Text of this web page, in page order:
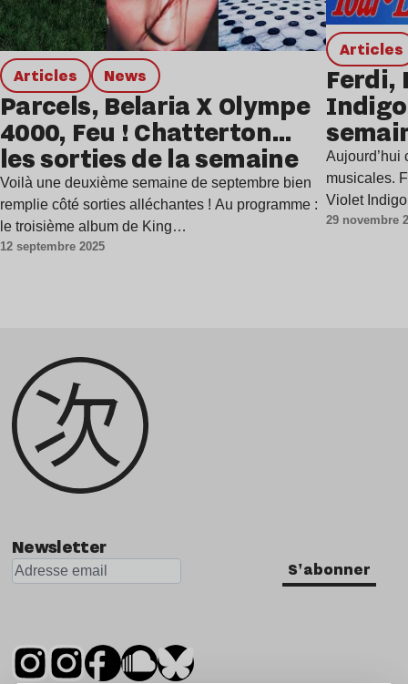
Articles news
Parcels, Belaria X Olympe
4000, Feu ! Chatterton…
les sorties de la semaine
Voilà une deuxième semaine de septembre bien
remplie côté sorties alléchantes ! Au programme :
le troisième album de King…
12 septembre 2025
Articles
Ferdi,
Aujourd’hui
musicales.
Violet
29 novembre
Newsletter
S'abonner